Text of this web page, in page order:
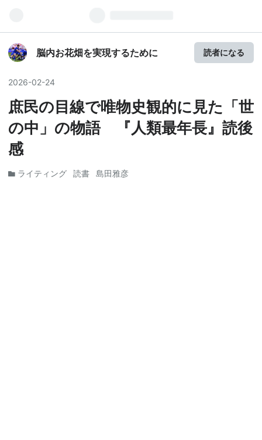
脳内お花畑を実現するために 読者になる
2026-02-24
庶民の目線で唯物史観的に見た「世
の中」の物語 『人類最年長』読後
感
ライティング 読書 島田雅彦